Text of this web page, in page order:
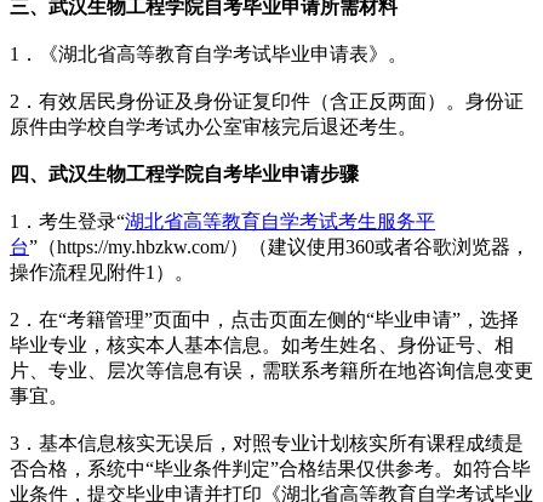
三、 武汉生物工程学院自考毕业申请所需材料
1．《湖北省高等教育自学考试毕业申请表》。
2．有效居民身份证及身份证复印件（含正反两面）。身份证
原件由学校自学考试办公室审核完后退还考生。
四、 武汉生物工程学院自考毕业申请步骤
1．考生登录“湖北省高等教育自学考试考生服务平
台”（https://my.hbzkw.com/）（建议使用360或者谷歌浏览器，
操作流程见附件1）。
2．在“考籍管理”页面中，点击页面左侧的“毕业申请”，选择
毕业专业，核实本人基本信息。如考生姓名、身份证号、相
片、专业、层次等信息有误，需联系考籍所在地咨询信息变更
事宜。
3．基本信息核实无误后，对照专业计划核实所有课程成绩是
否合格，系统中“毕业条件判定”合格结果仅供参考。如符合毕
业条件，提交毕业申请并打印《湖北省高等教育自学考试毕业